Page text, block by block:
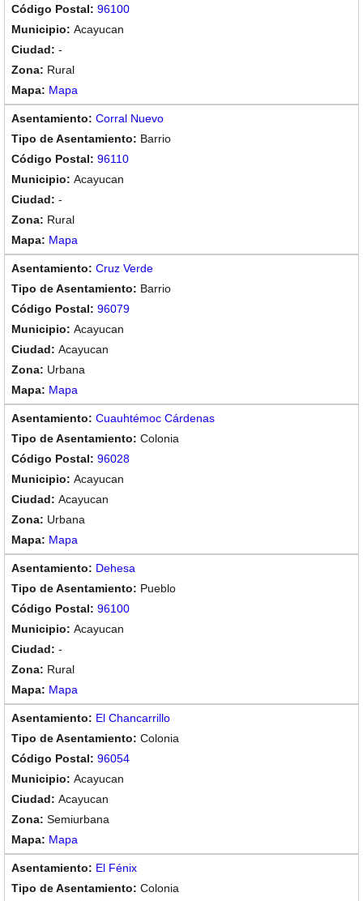
96100
Acayucan
-
Rural
Mapa
Corral Nuevo
Barrio
96110
Acayucan
-
Rural
Mapa
Cruz Verde
Barrio
96079
Acayucan
Acayucan
Urbana
Mapa
Cuauhtémoc Cárdenas
Colonia
96028
Acayucan
Acayucan
Urbana
Mapa
Dehesa
Pueblo
96100
Acayucan
-
Rural
Mapa
El Chancarrillo
Colonia
96054
Acayucan
Acayucan
Semiurbana
Mapa
El Fénix
Colonia